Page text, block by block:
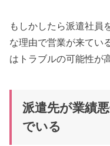
もしかしたら派遣社員
な理由で営業が来てい
はトラブルの可能性が
派遣先が業績
でいる